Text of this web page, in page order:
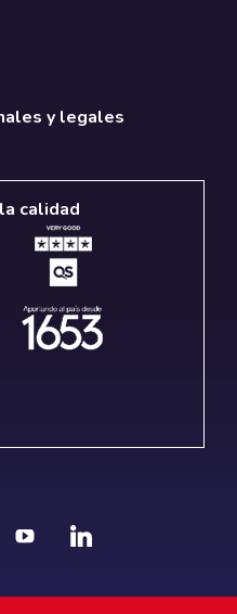
y legales
calidad